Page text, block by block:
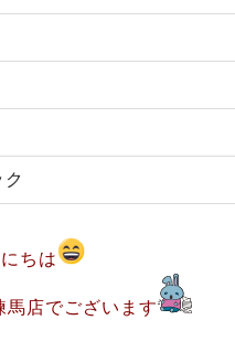
ちは
馬店でございます